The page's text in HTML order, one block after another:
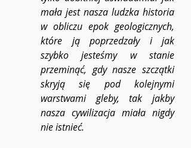
mała jest nasza ludzka historia
w obliczu epok geologicznych,
które ją poprzedzały i jak
szybko jesteśmy w stanie
przeminąć, gdy nasze szczątki
skryją się pod kolejnymi
warstwami gleby, tak jakby
nasza cywilizacja miała nigdy
nie istnieć.